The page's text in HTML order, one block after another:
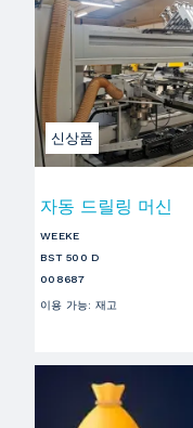
신상품
자동 드릴링 머신
WEEKE
BST 500 D
008687
이용 가능: 재고